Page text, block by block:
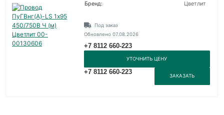
Бренд:
Цветлит
Под заказ
Обновлено 07.08.2026
+7 8112 660-223
УТОЧНИТЬ ЦЕНУ
+7 8112 660-223
ЗАКАЗАТЬ